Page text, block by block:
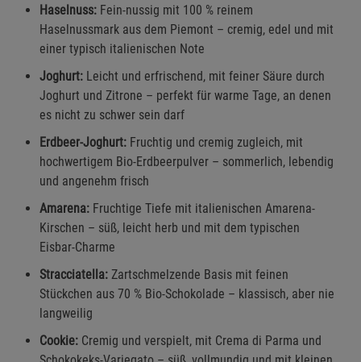
Haselnuss: Fein-nussig mit 100 % reinem
Haselnussmark aus dem Piemont – cremig, edel und mit
einer typisch italienischen Note
Joghurt: Leicht und erfrischend, mit feiner Säure durch
Joghurt und Zitrone – perfekt für warme Tage, an denen
es nicht zu schwer sein darf
Erdbeer-Joghurt: Fruchtig und cremig zugleich, mit
hochwertigem Bio-Erdbeerpulver – sommerlich, lebendig
und angenehm frisch
Amarena: Fruchtige Tiefe mit italienischen Amarena-
Kirschen – süß, leicht herb und mit dem typischen
Eisbar-Charme
Stracciatella: Zartschmelzende Basis mit feinen
Stückchen aus 70 % Bio-Schokolade – klassisch, aber nie
langweilig
Cookie: Cremig und verspielt, mit Crema di Parma und